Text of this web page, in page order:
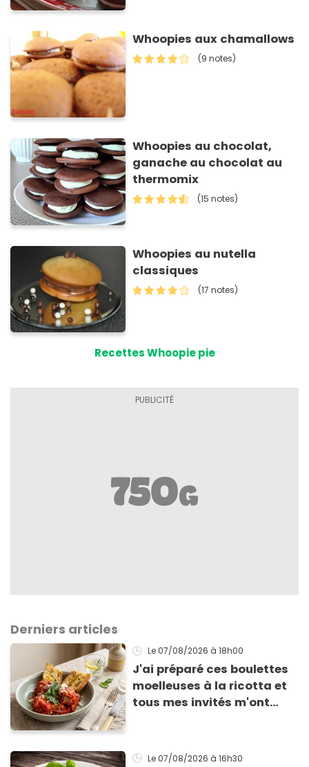
Whoopies aux chamallows
(9 notes)
Whoopies au chocolat,
ganache au chocolat au
thermomix
(15 notes)
Whoopies au nutella
classiques
(17 notes)
Recettes Whoopie pie
Derniers articles
Le 07/08/2026 à 18h00
J'ai préparé ces boulettes
moelleuses à la ricotta et
tous mes invités m'ont
Le 07/08/2026 à 16h30